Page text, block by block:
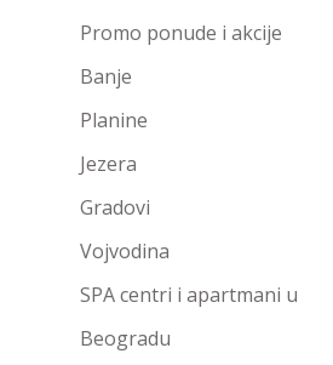
Promo ponude i akcije
Banje
Planine
Jezera
Gradovi
Vojvodina
SPA centri i apartmani u
Beogradu